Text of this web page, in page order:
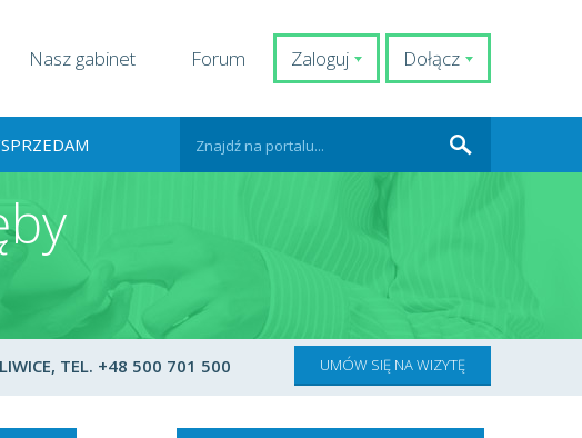
Dołącz
Zaloguj
Nasz gabinet Forum
TEL. +48 500 701 500 UMÓW SIĘ NA WIZYTĘ